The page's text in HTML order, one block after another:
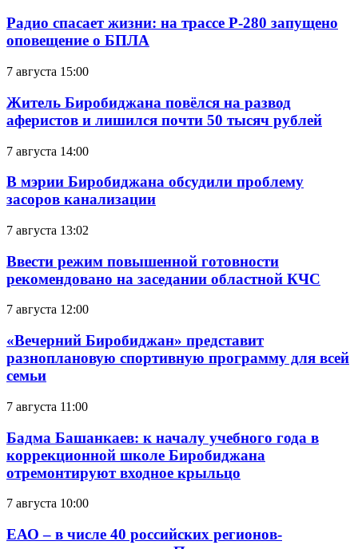
Радио спасает жизни: на трассе Р-280 запущено
оповещение о БПЛА
7 августа 15:00
Житель Биробиджана повёлся на развод
аферистов и лишился почти 50 тысяч рублей
7 августа 14:00
В мэрии Биробиджана обсудили проблему
засоров канализации
7 августа 13:02
Ввести режим повышенной готовности
рекомендовано на заседании областной КЧС
7 августа 12:00
«Вечерний Биробиджан» представит
разноплановую спортивную программу для всей
семьи
7 августа 11:00
Бадма Башанкаев: к началу учебного года в
коррекционной школе Биробиджана
отремонтируют входное крыльцо
7 августа 10:00
ЕАО – в числе 40 российских регионов-